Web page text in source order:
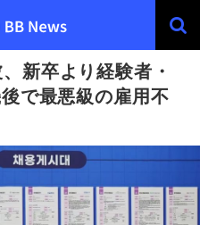
新卒より経験者・
で最悪級の雇用不